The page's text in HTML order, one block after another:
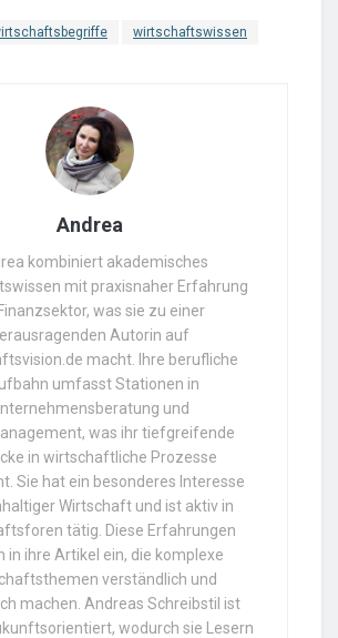
wirtschaftswissen
Andrea
kombiniert akademisches
mit praxisnaher Erfahrung
was sie zu einer
Autorin auf
macht. Ihre berufliche
umfasst Stationen in
und
was ihr tiefgreifende
in wirtschaftliche Prozesse
Sie hat ein besonderes Interesse
Wirtschaft und ist aktiv in
tätig. Diese Erfahrungen
in ihre Artikel ein, die komplexe
verständlich und
machen. Andreas Schreibstil ist
wodurch sie Lesern